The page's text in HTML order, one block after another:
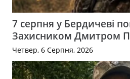
7 серпня у Бердичеві
Захисником Дмитром
Четвер, 6 Серпня, 2026